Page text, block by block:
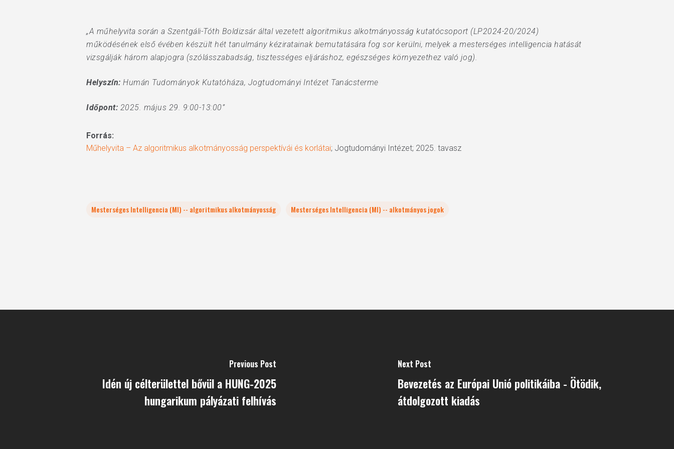
„A műhelyvita során a Szentgáli-Tóth Boldizsár által vezetett algoritmikus alkotmányosság kutatócsoport (LP2024-20/2024)
működésének első évében készült hét tanulmány kéziratainak bemutatására fog sor kerülni, melyek a mesterséges intelligencia hatását
vizsgálják három alapjogra (szólásszabadság, tisztességes eljáráshoz, egészséges környezethez való jog).
Helyszín: Humán Tudományok Kutatóháza, Jogtudományi Intézet Tanácsterme
Időpont: 2025. május 29. 9:00-13:00”
Forrás:
Műhelyvita – Az algoritmikus alkotmányosság perspektívái és korlátai; Jogtudományi Intézet; 2025. tavasz
Mesterséges Intelligencia (MI) -- algoritmikus alkotmányosság Mesterséges Intelligencia (MI) -- alkotmányos jogok
Previous Post
Idén új célterülettel bővül a HUNG-2025
hungarikum pályázati felhívás
Next Post
Bevezetés az Európai Unió politikáiba - Ötödik,
átdolgozott kiadás